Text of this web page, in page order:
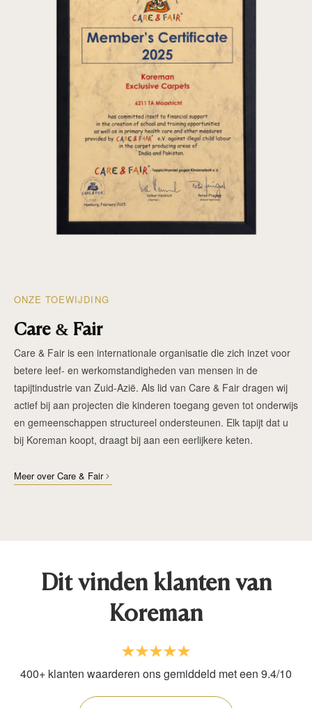
ONZE TOEWIJDING
Care & Fair
Care & Fair is een internationale organisatie die zich inzet voor
betere leef- en werkomstandigheden van mensen in de
tapijtindustrie van Zuid-Azië. Als lid van Care & Fair dragen wij
actief bij aan projecten die kinderen toegang geven tot onderwijs
en gemeenschappen structureel ondersteunen. Elk tapijt dat u
bij Koreman koopt, draagt bij aan een eerlijkere keten.
Meer over Care & Fair
Dit vinden klanten van
Koreman
400+ klanten waarderen ons gemiddeld met een 9.4/10